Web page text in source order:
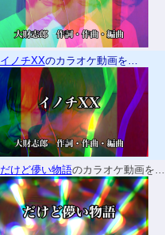
イノチXXのカラオケ動画を…
だけど儚い物語のカラオケ動画を…